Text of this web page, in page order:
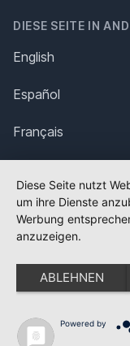
DIESE SEITE IN
English
Español
Français
Polska
Português
Nederlands
Svenska
Diese Seite nutzt
um ihre Dienste
Werbung
anzuzeigen.
ABLEHNEN
Powered by